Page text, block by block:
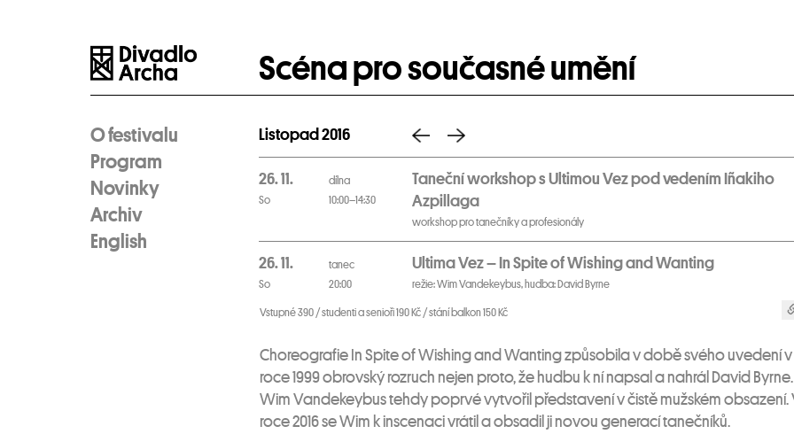
Scéna pro současné umění
O festivalu
Program
Novinky
Archiv
English
Listopad 2016
26. 11.
So
dílna
10:00–14:30
Taneční workshop s Ultimou Vez pod vedením Iñakiho
Azpillaga
workshop pro tanečníky a profesionály
26. 11.
So
tanec
20:00
Ultima Vez – In Spite of Wishing and Wanting
režie: Wim Vandekeybus, hudba: David Byrne
Vstupné 390 / studenti a senioři 190 Kč / stání balkon 150 Kč
Choreografie In Spite of Wishing and Wanting způsobila v době svého uvedení v
roce 1999 obrovský rozruch nejen proto, že hudbu k ní napsal a nahrál David Byrne.
Wim Vandekeybus tehdy poprvé vytvořil představení v čistě mužském obsazení.
roce 2016 se Wim k inscenaci vrátil a obsadil ji novou generací tanečníků.